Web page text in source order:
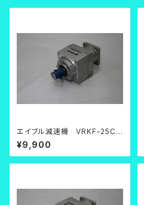
エイブル減速機 VRKF-25C-
200【中古品】
¥9,900